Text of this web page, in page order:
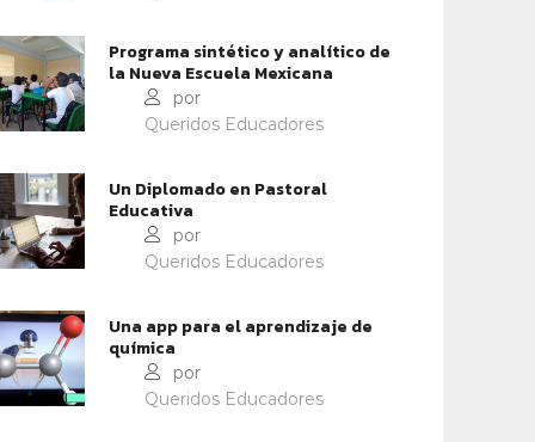
Programa sintético y analítico de
la Nueva Escuela Mexicana
por
Queridos Educadores
Un Diplomado en Pastoral
Educativa
por
Queridos Educadores
Una app para el aprendizaje de
química
por
Queridos Educadores